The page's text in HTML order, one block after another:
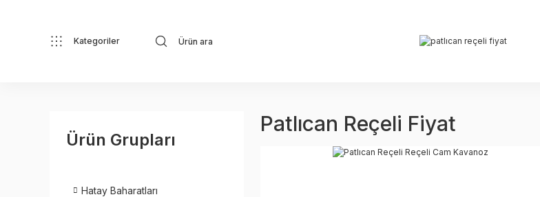
Kategoriler
Ürün Grupları
Hatay Baharatları
Patlıcan Reçeli Fiyat